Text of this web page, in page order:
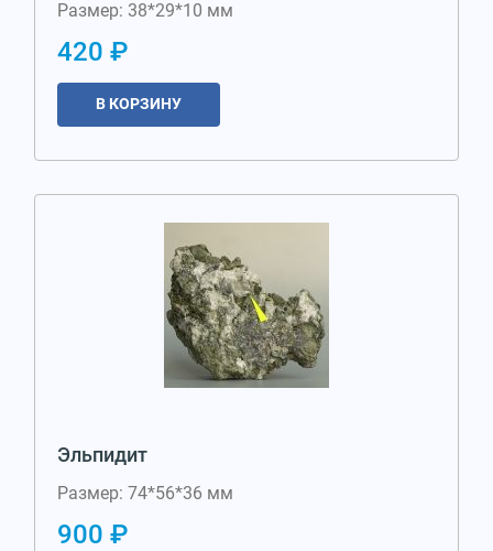
Размер: 38*29*10 мм
420 ₽
В КОРЗИНУ
Эльпидит
Размер: 74*56*36 мм
900 ₽